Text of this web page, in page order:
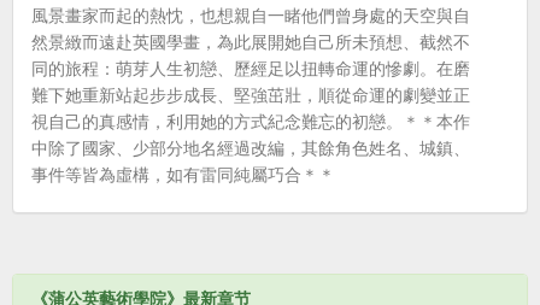
風景畫家而起的熱忱，也想親自一睹他們曾身處的天空與自
然景緻而遠赴英國學畫，為此展開她自己所未預想、截然不
同的旅程：萌芽人生初戀、歷經足以扭轉命運的慘劇。在磨
難下她重新站起步步成長、堅強茁壯，順從命運的劇變並正
視自己的真感情，利用她的方式紀念難忘的初戀。＊＊本作
中除了國家、少部分地名經過改編，其餘角色姓名、城鎮、
事件等皆為虛構，如有雷同純屬巧合＊＊
《蒲公英藝術學院》最新章节